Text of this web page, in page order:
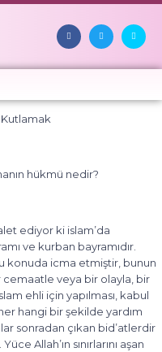
hükmü nedir?
ediyor ki islam’da
ve kurban bayramıdır.
konuda icma etmiştir, bunun
cemaatle veya bir olayla, bir
ehli için yapılması, kabul
hangi bir şekilde yardım
sonradan çıkan bid’atlerdir
Allah’ın sınırlarını aşan